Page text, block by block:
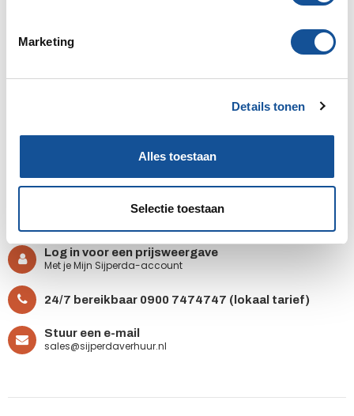
e
Marketing
Details tonen
Alles toestaan
Selectie toestaan
De prijs van dit artikel is op aanvraag. Wil je meer
Log in voor een prijsweergave
Met je Mijn Sijperda-account
24/7 bereikbaar 0900 7474747 (lokaal tarief)
Stuur een e-mail
sales@sijperdaverhuur.nl